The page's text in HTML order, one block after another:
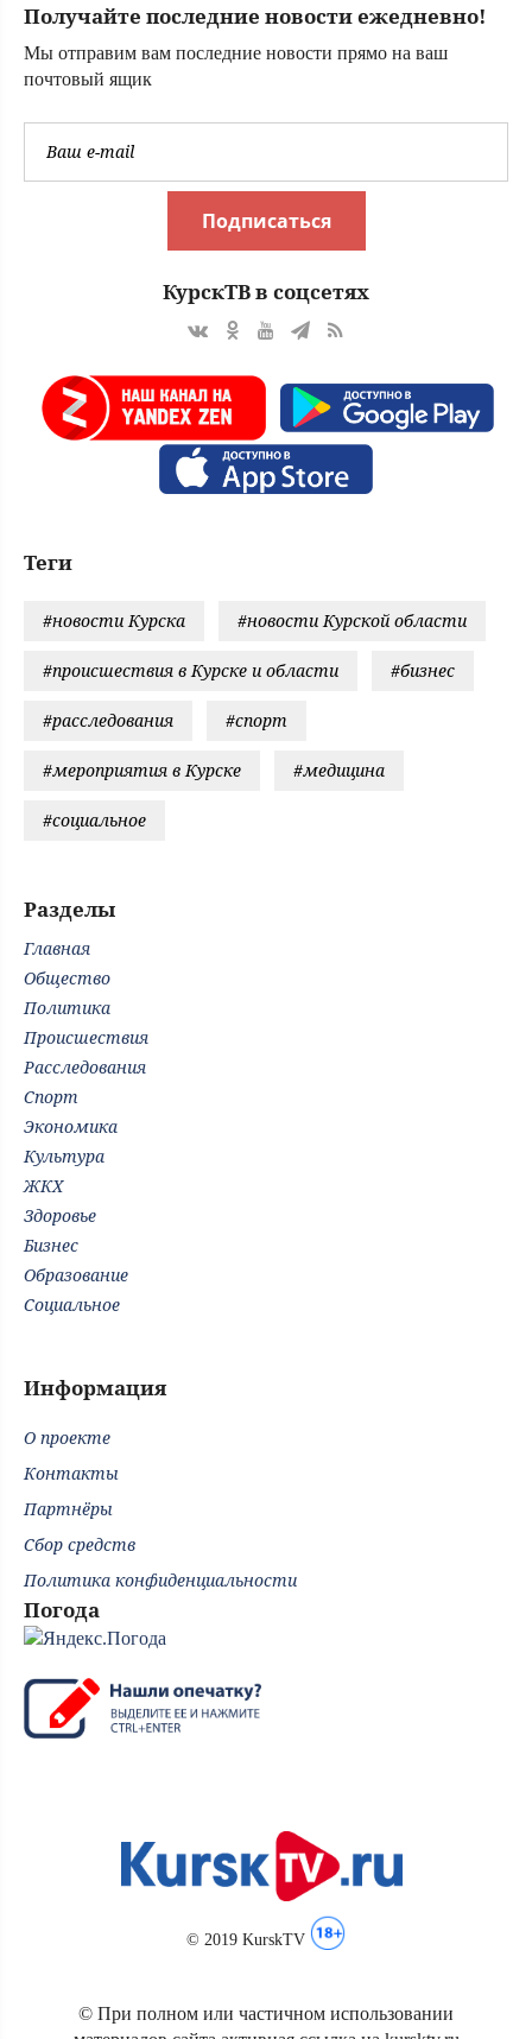
на Вести.ru
Получайте последние новости ежедневно!
Мы отправим вам последние новости прямо на ваш
почтовый ящик
Подписаться
КурскТВ в соцсетях
Теги
#новости Курска #новости Курской области
#происшествия в Курске и области #бизнес
#расследования #спорт
#мероприятия в Курске #медицина
#социальное
Разделы
Главная
Общество
Политика
Происшествия
Расследования
Спорт
Экономика
Культура
ЖКХ
Здоровье
Бизнес
Образование
Социальное
Информация
О проекте
Контакты
Партнёры
Сбор средств
Политика конфиденциальности
Погода
© 2019 KurskTV
© При полном или частичном использовании